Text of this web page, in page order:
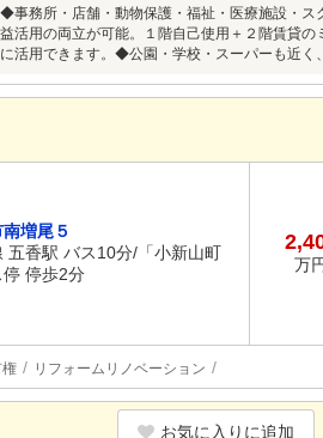
務所・店舗・動物保護・福祉・医療施設・ス
活用の両立が可能。１階自己使用＋２階賃貸
活用できます。◆公園・学校・スーパーも近く
増尾５
五香駅 バス10分/「小新山町
停 停歩2分
万
権 リフォームリノベーション
お気に入りに追加